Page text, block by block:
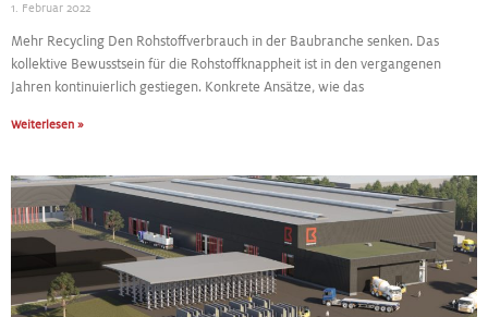
1. Februar 2022
Mehr Recycling Den Rohstoffverbrauch in der Baubranche senken. Das
kollektive Bewusstsein für die Rohstoffknappheit ist in den vergangenen
Jahren kontinuierlich gestiegen. Konkrete Ansätze, wie das
Weiterlesen »